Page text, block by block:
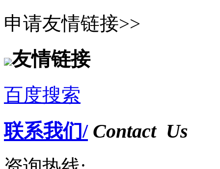
申请友情链接>>
友情链接
百度搜索
联系我们/ Contact Us